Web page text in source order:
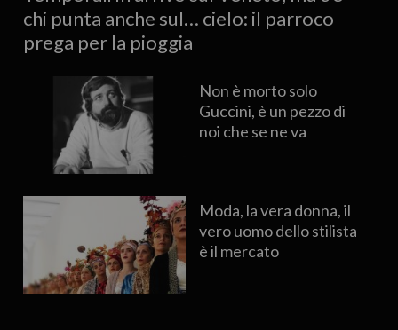
chi punta anche sul… cielo: il parroco
prega per la pioggia
Non è morto solo
Guccini, è un pezzo di
noi che se ne va
Moda, la vera donna, il
vero uomo dello stilista
è il mercato